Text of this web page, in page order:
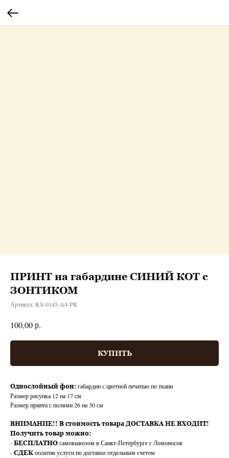
ПРИНТ на габардине СИНИЙ КОТ с
ЗОНТИКОМ
Артикул: KS-0145-A4-PR
100,00р.
КУПИТЬ
Однослойный фон: габардин с цветной печатью по ткани
Размер рисунка 12 на 17 см
Размер принта с полями 26 на 30 см
ВНИМАНИЕ!! В стоимость товара ДОСТАВКА НЕ ВХОДИТ!
Получить товар можно:
- БЕСПЛАТНО самовывозом в Санкт-Петербурге г Ломоносов
- СДЕК оплатив услуги по доставке отдельным счетом